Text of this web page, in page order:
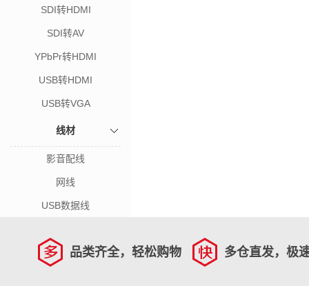
SDI转HDMI
SDI转AV
YPbPr转HDMI
USB转HDMI
USB转VGA
线材
影音配线
网线
USB数据线
品类齐全，轻松购物 多仓直发，极